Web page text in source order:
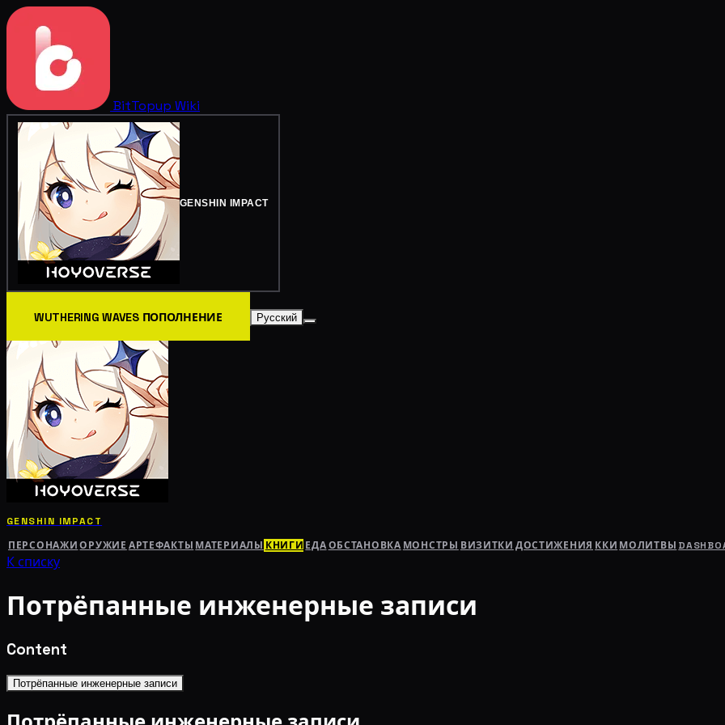
BitTopup Wiki
GENSHIN IMPACT
WUTHERING WAVES ПОПОЛНЕНИЕ Русский
GENSHIN IMPACT
ПЕРСОНАЖИ ОРУЖИЕ АРТЕФАКТЫ МАТЕРИАЛЫ КНИГИ ЕДАОБСТАНОВКА МОНСТРЫ ВИЗИТКИ ДОСТИЖЕНИЯ ККИ МОЛИТВЫ
К списку
Потрёпанные инженерные записи
Content
Потрёпанные инженерные записи